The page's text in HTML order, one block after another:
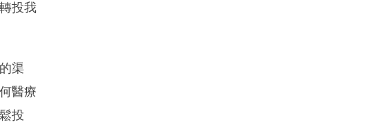
投我
渠
醫療
投